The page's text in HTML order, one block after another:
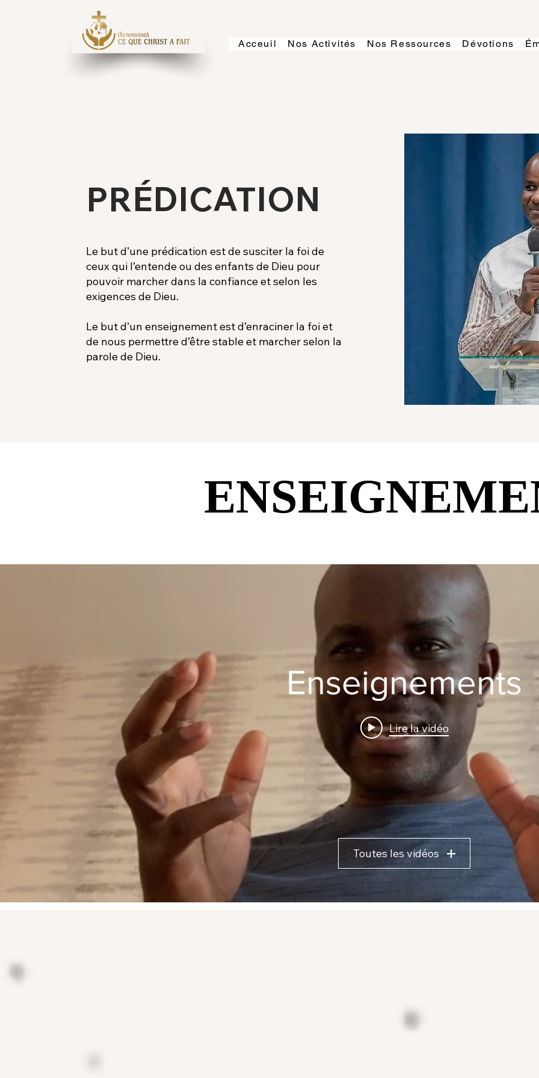
Acceuil Nos Activités Nos Ressources Dévotions
PRÉDICATION
Le but d’une prédication est de susciter la foi de
ceux qui l’entende ou des enfants de Dieu pour
pouvoir marcher dans la confiance et selon les
exigences de Dieu.
Le but d’un enseignement est d’enraciner la foi et
de nous permettre d’être stable et marcher selon la
parole de Dieu.
Enseignements
Lire la vidéo
Toutes les vidéos